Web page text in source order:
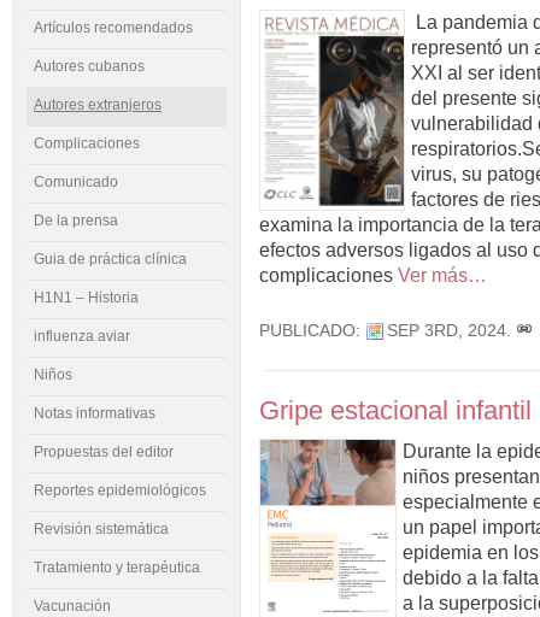
La pandemia
representó un
XXI al ser
del presente
vulnerabilidad
virus, su
factores de
examina la importancia de la
efectos adversos ligados al uso
complicaciones Ver más…
PUBLICADO: SEP 3RD, 2024.
Gripe estacional infantil
Durante la
niños
especialmente
un papel
epidemia en
debido a la
a la
Artículos recomendados
Autores cubanos
Autores extranjeros
Complicaciones
Comunicado
De la prensa
Guia de práctica clínica
H1N1 – Historia
influenza aviar
Niños
Notas informativas
Propuestas del editor
Reportes epidemiológicos
Revisión sistemática
Tratamiento y terapéutica
Vacunación